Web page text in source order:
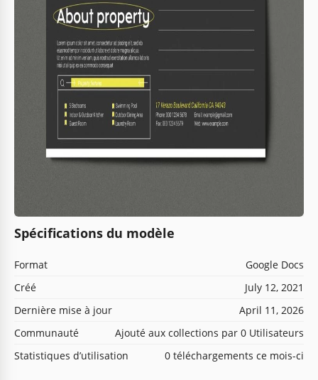
Spécifications du modèle
Format
Google Docs
Créé
July 12, 2021
Dernière mise à jour
April 11, 2026
Communauté
Ajouté aux collections par 0 Utilisateurs
Statistiques d’utilisation
0 téléchargements ce mois-ci